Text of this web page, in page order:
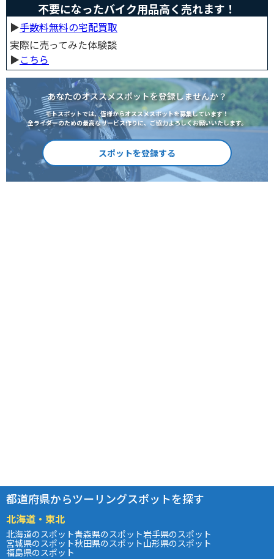
不要になったバイク用品高く売れます！
▶︎手数料無料の宅配買取
実際に売ってみた体験談
▶︎こちら
あなたのオススメスポットを登録しませんか？
モトスポットでは、皆様からオススメスポットを募集しています！
全ライダーのための最高なサービス作りに、ご協力よろしくお願いいたします。
スポットを登録する
都道府県からツーリングスポットを探す
北海道・東北
北海道のスポット青森県のスポット岩手県のスポット
宮城県のスポット秋田県のスポット山形県のスポット
福島県のスポット